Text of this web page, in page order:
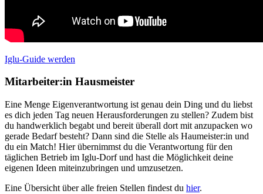
Iglu-Guide werden
Mitarbeiter:in Hausmeister
Eine Menge Eigenverantwortung ist genau dein Ding und du liebst
es dich jeden Tag neuen Herausforderungen zu stellen? Zudem bist
du handwerklich begabt und bereit überall dort mit anzupacken wo
gerade Bedarf besteht? Dann sind die Stelle als Haumeister:in und
du ein Match! Hier übernimmst du die Verantwortung für den
täglichen Betrieb im Iglu-Dorf und hast die Möglichkeit deine
eigenen Ideen miteinzubringen und umzusetzen.
Eine Übersicht über alle freien Stellen findest du hier.